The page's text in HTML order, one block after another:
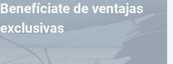
Benefíciate de ventajas
exclusivas